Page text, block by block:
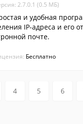
2.7.0.1 (0.5 МБ)
и удобная
IP-адреса и его
почте.
Бесплатно
4 5 6